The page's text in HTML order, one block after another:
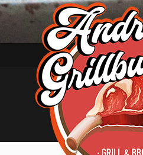
Andree
´s
Grillbude
–
Grill
BBQ